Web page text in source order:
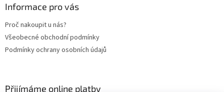
Informace pro vás
Proč nakoupit u nás?
Všeobecné obchodní podmínky
Podmínky ochrany osobních údajů
Přijímáme online platby